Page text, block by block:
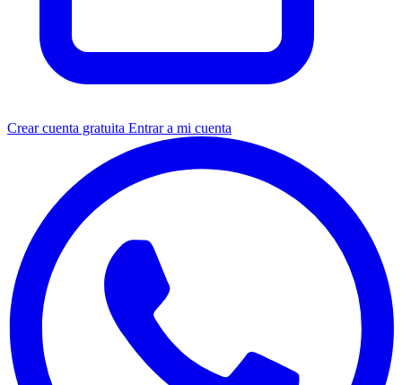
Crear cuenta gratuita Entrar a mi cuenta